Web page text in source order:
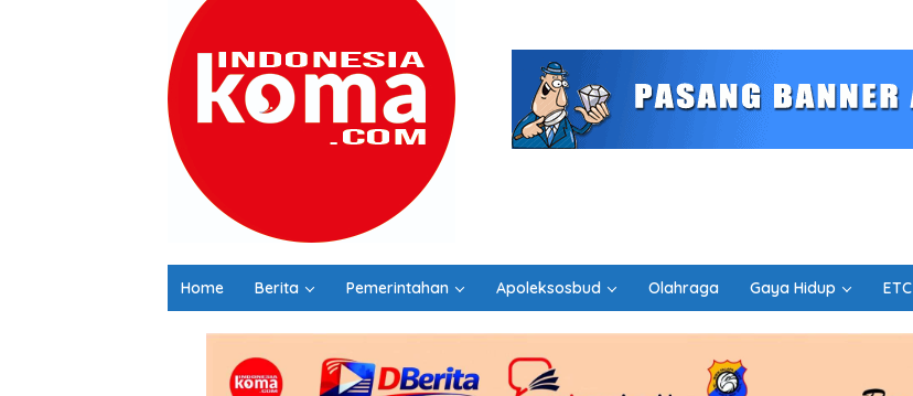
Home Berita Pemerintahan Apoleksosbud Olahraga Gaya Hidup ETC